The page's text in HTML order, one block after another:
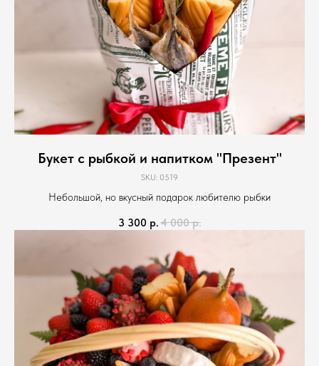
Букет с рыбкой и напитком "Презент"
SKU: 0519
Небольшой, но вкусный подарок любителю рыбки
3 300 р.4 000 р.